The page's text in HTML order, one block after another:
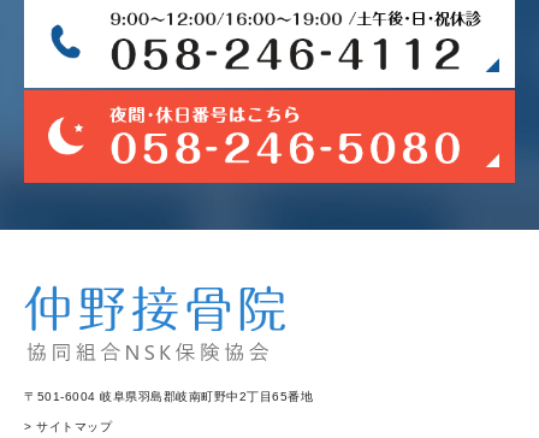
〒501-6004 岐阜県羽島郡岐南町野中2丁目65番地
> サイトマップ